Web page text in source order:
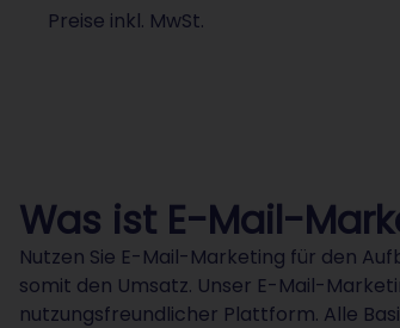
Preise inkl. MwSt.
Was ist E-Mail-
Nutzen Sie E-Mail-Marketing für den
somit den Umsatz. Unser E-Mail-
nutzungsfreundlicher Plattform. Alle